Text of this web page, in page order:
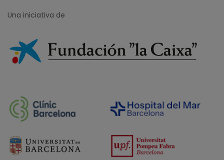
Una iniciativa de